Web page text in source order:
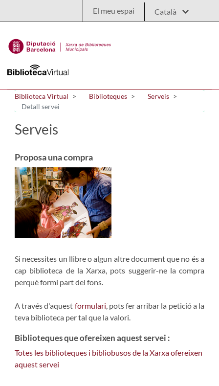
El meu espai
Biblioteca Virtual Biblioteques
Serveis
Detall servei
Serveis
Proposa una compra
Si necessites un llibre o algun altre document que no és a
cap biblioteca de la Xarxa, pots suggerir-ne la compra
perquè formi part del fons.
A través d'aquest formulari, pots fer arribar la petició a la
teva biblioteca per tal que la valori.
Biblioteques que ofereixen aquest servei :
Totes les biblioteques i bibliobusos de la Xarxa ofereixen
aquest servei